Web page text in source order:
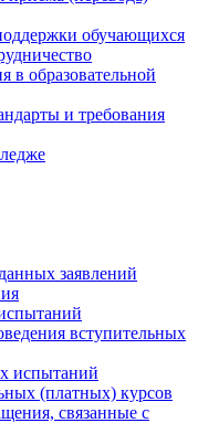
обучающихся
в образовательной
и требования
заявлений
вступительных
испытаний
(платных) курсов
связанные с